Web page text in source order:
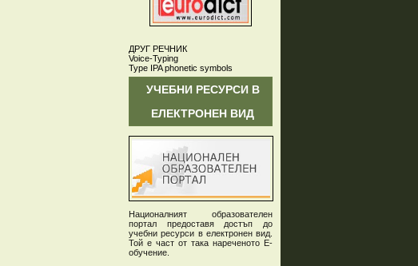
ДРУГ РЕЧНИК
Voice-Typing
Type IPA phonetic symbols
УЧЕБНИ РЕСУРСИ В
ЕЛЕКТРОНЕН ВИД
Националният образователен
портал предоставя достъп до
учебни ресурси в електронен вид.
Той е част от така нареченото Е-
обучение.